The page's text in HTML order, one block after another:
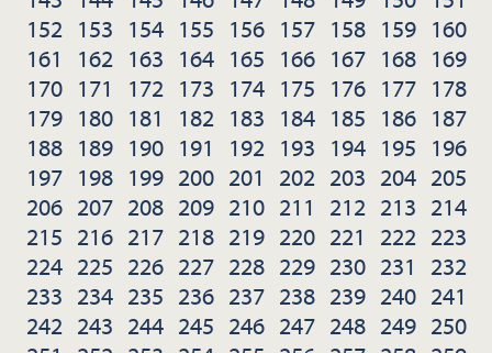
152 153 154 155 156 157 158 159 160
161
162 163 164 165 166 167 168 169
170 171 172 173 174 175 176 177 178
179 180 181 182 183 184 185 186 187
188 189 190 191 192 193 194 195 196
197 198 199 200 201 202 203 204 205
206 207 208 209 210 211 212 213 214
215 216 217 218 219 220 221 222 223
224 225 226 227 228 229 230 231
232
233 234 235 236 237 238 239 240 241
242 243 244 245 246 247 248 249 250